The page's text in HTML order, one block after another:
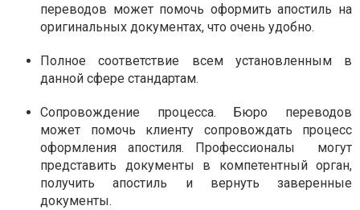
переводов может помочь оформить апостиль на
оригинальных документах, что очень удобно.
Полное соответствие всем установленным в
данной сфере стандартам.
Сопровождение процесса. Бюро переводов
может помочь клиенту сопровождать процесс
оформления апостиля. Профессионалы могут
представить документы в компетентный орган,
получить апостиль и вернуть заверенные
документы.